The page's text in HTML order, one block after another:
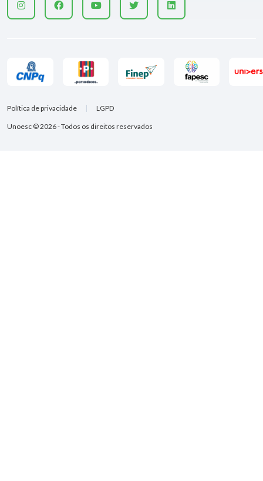
Unoesc © 2026 - Todos os direitos reservados
Política de privacidade LGPD